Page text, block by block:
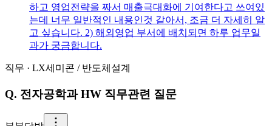
하고 영업전략을 짜서 매출극대화에 기여한다고 쓰여있
는데 너무 일반적인 내용인것 같아서, 조금 더 자세히 알
고 싶습니다. 2) 해외영업 부서에 배치되면 하루 업무일
과가 궁금합니다.
직무 · LX세미콘 / 반도체설계
Q. 전자공학과 HW 직무관련 질문